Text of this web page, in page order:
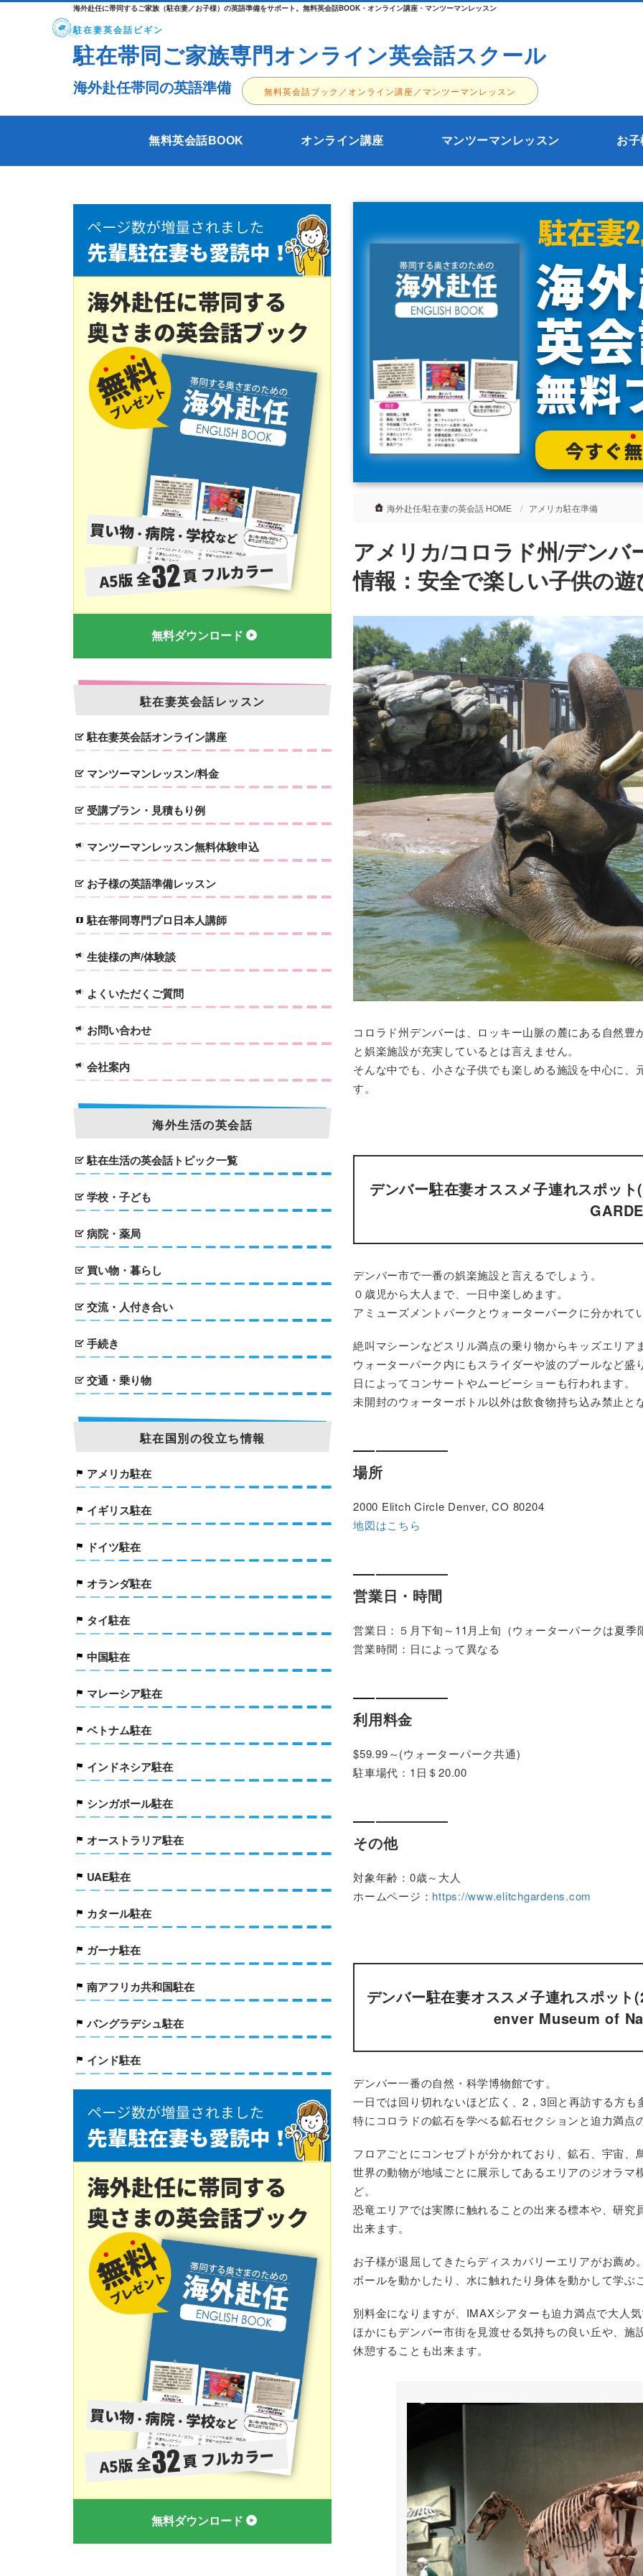
海外赴任に帯同するご家族（駐在妻／お子様）の英語準備をサポート。無料英会話BOOK・オンライン講座・マンツーマンレッスン
駐在妻英会話ビギン
駐在帯同ご家族専門オンライン英会話スクール
海外赴任帯同の英語準備 無料英会話ブック／オンライン講座／マンツーマンレッスン
無料英会話BOOK オンライン講座 マンツーマンレッスン お
海外赴任/駐在妻の英会話 HOME アメリカ駐在準備
アメリカ/コロラド州/デンバ
情報：安全で楽しい子供の
コロラド州デンバーは、ロッキー山脈の麓にある自然
と娯楽施設が充実しているとは言えません。
そんな中でも、小さな子供でも楽しめる施設を中心に
す。
デンバー駐在妻オススメ子連れスポッ
デンバー市で一番の娯楽施設と言えるでしょう。
０歳児から大人まで、一日中楽しめます。
アミューズメントパークとウォーターパークに分かれて
絶叫マシーンなどスリル満点の乗り物からキッズエリア
ウォーターパーク内にもスライダーや波のプールなど盛
日によってコンサートやムービーショーも行われます。
未開封のウォーターボトル以外は飲食物持ち込み禁止と
場所
2000 Elitch Circle Denver, CO 80204
地図はこちら
営業日・時間
営業日：５月下旬～11月上旬（ウォーターパークは夏季
営業時間：日によって異なる
利用料金
$59.99～(ウォーターパーク共通)
駐車場代：1日＄20.00
その他
対象年齢：0歳～大人
ホームページ： https://www.elitchgardens.com
デンバー駐在妻オススメ子連れスポッ
enver Museum of
デンバー一番の自然・科学博物館です。
一日では回り切れないほど広く、2，3回と再訪する方も
特にコロラドの鉱石を学べる鉱石セクションと迫力満点
フロアごとにコンセプトが分かれており、鉱石、宇宙
世界の動物が地域ごとに展示してあるエリアのジオラ
ど。
恐竜エリアでは実際に触れることの出来る標本や、研
出来ます。
お子様が退屈してきたらディスカバリーエリアがお薦め
ボールを動かしたり、水に触れたり身体を動かして学ぶ
別料金になりますが、IMAXシアターも迫力満点で大人
ほかにもデンバー市街を見渡せる気持ちの良い丘や、
休憩することも出来ます。
無料ダウンロード
駐在妻英会話レッスン
駐在妻英会話オンライン講座
マンツーマンレッスン/料金
受講プラン・見積もり例
マンツーマンレッスン無料体験申込
お子様の英語準備レッスン
駐在帯同専門プロ日本人講師
生徒様の声/体験談
よくいただくご質問
お問い合わせ
会社案内
海外生活の英会話
駐在生活の英会話トピック一覧
学校・子ども
病院・薬局
買い物・暮らし
交流・人付き合い
手続き
交通・乗り物
駐在国別の役立ち情報
アメリカ駐在
イギリス駐在
ドイツ駐在
オランダ駐在
タイ駐在
中国駐在
マレーシア駐在
ベトナム駐在
インドネシア駐在
シンガポール駐在
オーストラリア駐在
UAE駐在
カタール駐在
ガーナ駐在
南アフリカ共和国駐在
バングラデシュ駐在
インド駐在
無料ダウンロード